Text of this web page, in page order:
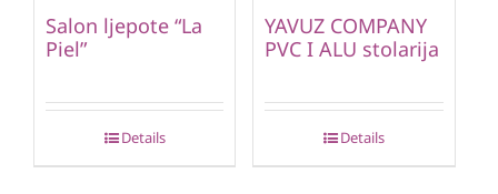
Salon ljepote “La
Piel”
Details
YAVUZ COMPANY
PVC I ALU stolarija
Details